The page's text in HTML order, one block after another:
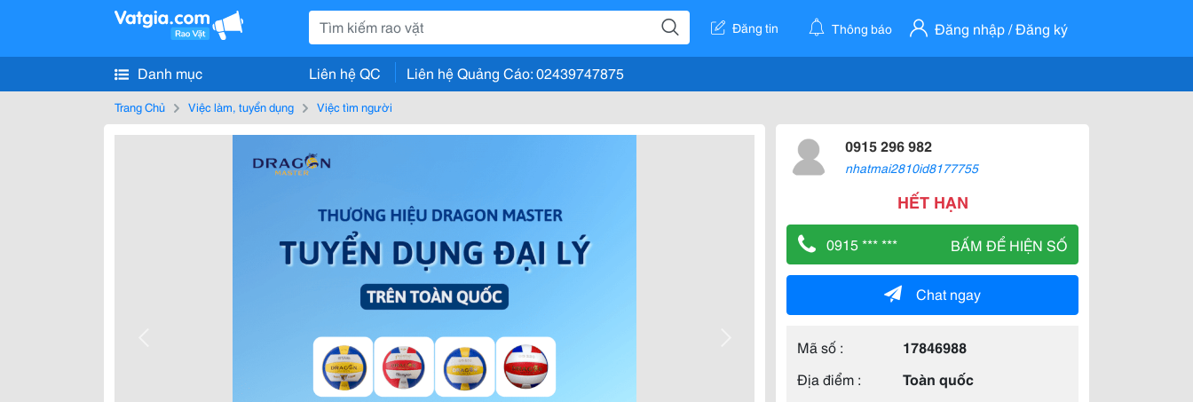
Đăng tin Thông báo Đăng nhập / Đăng ký
Danh mục Liên hệ QC Liên hệ Quảng Cáo: 02439747875
Trang Chủ Việc làm, tuyển dụng Việc tìm người
0915 296 982
nhatmai2810id8177755
HẾT HẠN
0915 *** *** BẤM ĐỂ HIỆN SỐ
Chat ngay
Mã số :
17846988
Địa điểm :
Toàn quốc